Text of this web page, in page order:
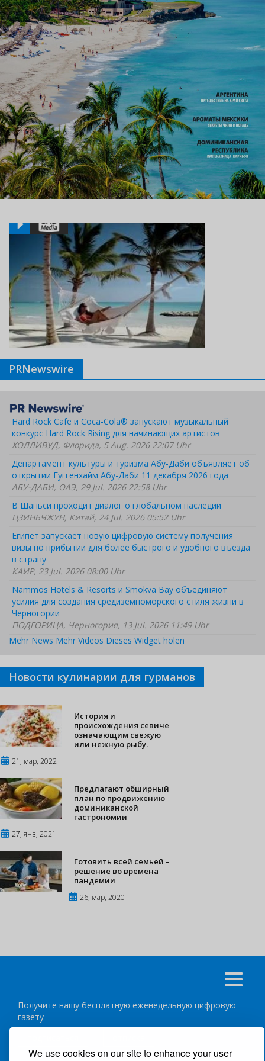
We use cookies on our site to enhance your user
PRNewswire
Hard Rock Cafe и Coca-Cola® запускают музыкальный
конкурс Hard Rock Rising для начинающих артистов
ХОЛЛИВУД, Флорида, 5 Aug. 2026 22:07 Uhr
Департамент культуры и туризма Абу-Даби объявляет об
открытии Гуггенхайм Абу-Даби 11 декабря 2026 года
АБУ-ДАБИ, ОАЭ, 29 Jul. 2026 22:58 Uhr
В Шаньси проходит диалог о глобальном наследии
ЦЗИНЬЧЖУН, Китай, 24 Jul. 2026 05:52 Uhr
Египет запускает новую цифровую систему получения
визы по прибытии для более быстрого и удобного въезда
в страну
КАИР, 23 Jul. 2026 08:00 Uhr
Nammos Hotels & Resorts и Smokva Bay объединяют
усилия для создания средиземноморского стиля жизни в
Черногории
ПОДГОРИЦА, Черногория, 13 Jul. 2026 11:49 Uhr
Mehr News Mehr Videos Dieses Widget holen
Новости кулинарии для гурманов
История и
происхождения севиче
означающим свежую
или нежную рыбу.
21, мар, 2022
Предлагают обширный
план по продвижению
доминиканской
гастрономии
27, янв, 2021
Готовить всей семьей –
решение во времена
пандемии
26, мар, 2020
Получите нашу бесплатную еженедельную цифровую
газету